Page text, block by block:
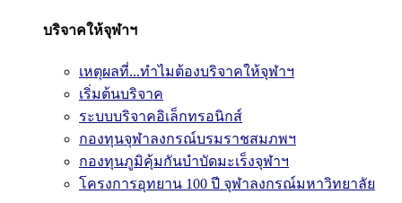
บริจาคให้จุฬาฯ
เหตุผลที่...ทำไมต้องบริจาคให้จุฬาฯ
เริ่มต้นบริจาค
ระบบบริจาคอิเล็กทรอนิกส์
กองทุนจุฬาลงกรณ์บรมราชสมภพฯ
กองทุนภูมิคุ้มกันบำบัดมะเร็งจุฬาฯ
โครงการอุทยาน 100 ปี จุฬาลงกรณ์มหาวิทยาลัย